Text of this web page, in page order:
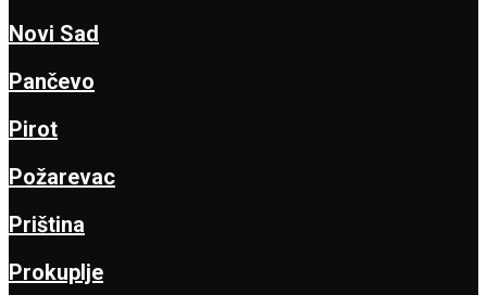
Novi Sad
Pančevo
Pirot
Požarevac
Priština
Prokuplje